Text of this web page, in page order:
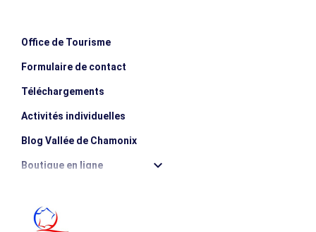
Ein Jugendbestand
Mehr als 150 Dokumentarfilme (Philosophie,
Alben und Märchenbücher.
Office de Tourisme
Formulaire de contact
Téléchargements
Activités individuelles
Blog Vallée de Chamonix
Boutique en ligne
Les incontournables